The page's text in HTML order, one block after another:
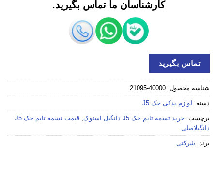
کارشناسان ما تماس بگیرید.
تماس بگیرید
شناسه محصول: 40000-21095
دسته: لوازم یدکی جک J5
برچسب: خرید تسمه تایم جک J5 دانگیل استوک
قیمت تسمه تایم جک J5
دانگیلاصلی
برند: شرکتی